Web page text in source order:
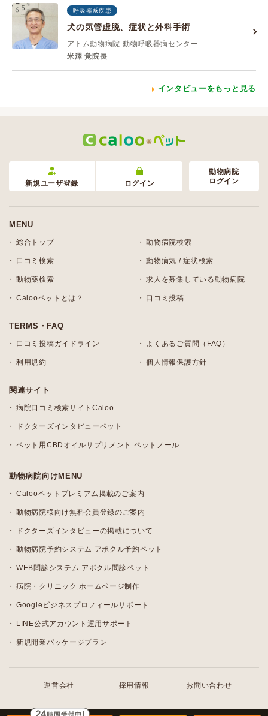
呼吸器系疾患
犬の気管虚脱、症状と外科手術
アトム動物病院 動物呼吸器病センター
米澤 覚院長
インタビューをもっと見る
新規ユーザ登録 ログイン
動物病院
ログイン
MENU
総合トップ 動物病院検索
口コミ検索 動物病気 / 症状検索
動物薬検索 求人を募集している動物病院
Calooペットとは？ 口コミ投稿
TERMS・FAQ
口コミ投稿ガイドライン よくあるご質問（FAQ）
利用規約 個人情報保護方針
関連サイト
病院口コミ検索サイトCaloo
ドクターズインタビューペット
ペット用CBDオイルサプリメント ペットノール
動物病院向けMENU
Calooペットプレミアム掲載のご案内
動物病院様向け無料会員登録のご案内
ドクターズインタビューの掲載について
動物病院予約システム アポクル予約ペット
WEB問診システム アポクル問診ペット
病院・クリニック ホームページ制作
Googleビジネスプロフィールサポート
LINE公式アカウント運用サポート
新規開業パッケージプラン
運営会社 採用情報 お問い合わせ